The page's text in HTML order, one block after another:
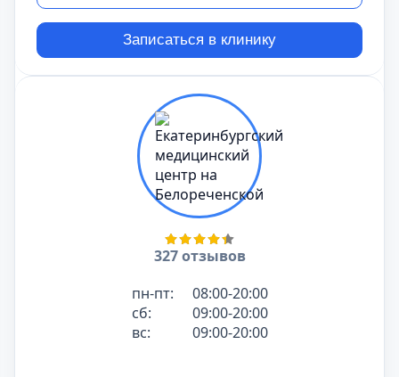
Записаться в клинику
327 отзывов
пн-пт:
08:00-20:00
сб:
09:00-20:00
вс:
09:00-20:00